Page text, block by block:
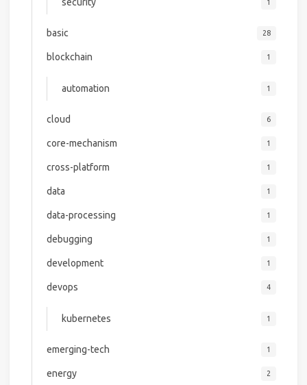
1
basic 28
blockchain 1
automation 1
cloud 6
core-mechanism 1
cross-platform 1
data 1
data-processing 1
debugging 1
development 1
devops 4
kubernetes 1
emerging-tech 1
energy 2